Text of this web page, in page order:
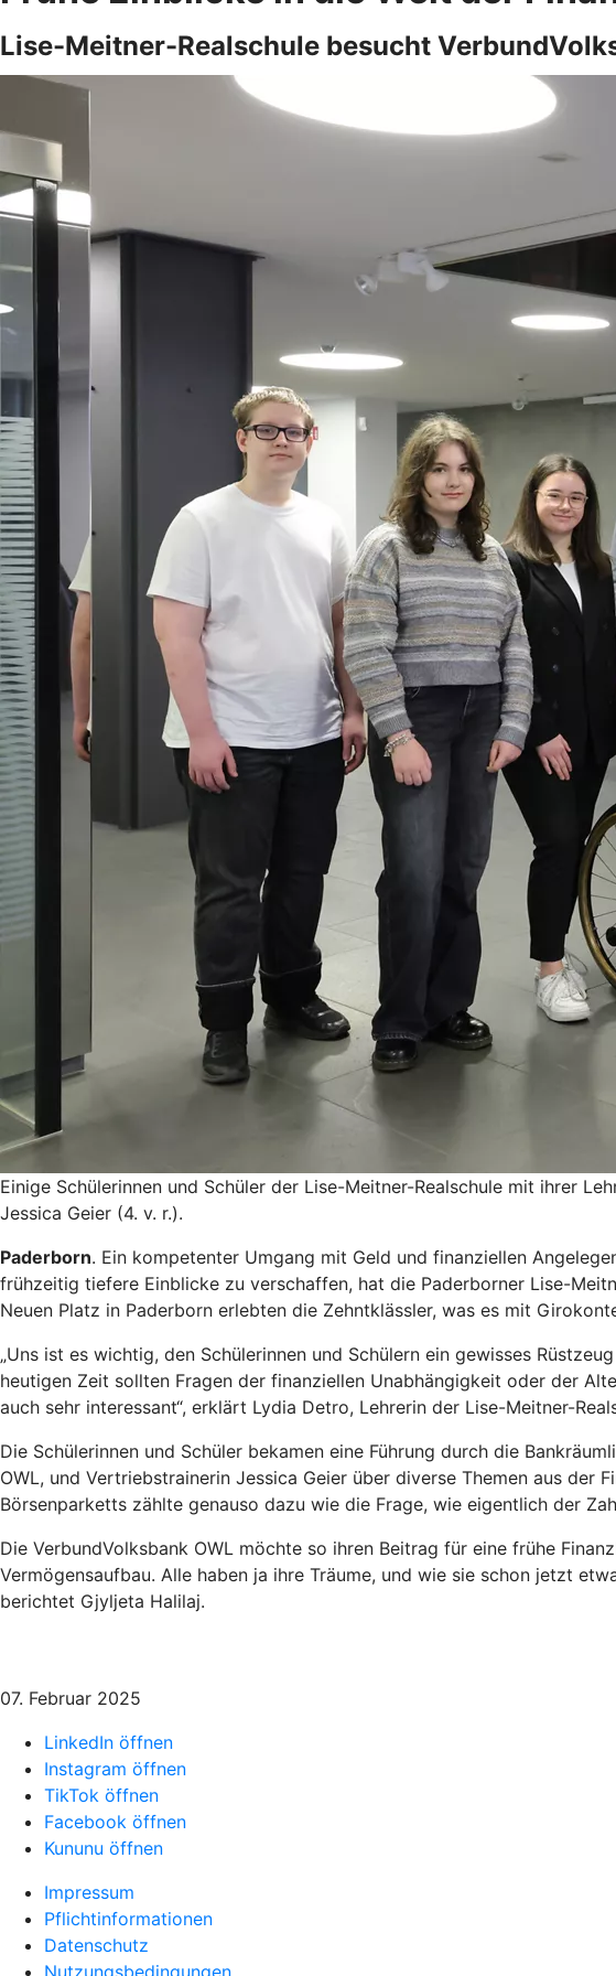
Lise-Meitner-Realschule besucht
Einige Schülerinnen und Schüler der Lise-Meitner-Realschule mit ihrer
Jessica Geier (4. v. r.).
Paderborn. Ein kompetenter Umgang mit Geld und finanziellen
frühzeitig tiefere Einblicke zu verschaffen, hat die Paderborner Lise-
Neuen Platz in Paderborn erlebten die Zehntklässler, was es mit
„Uns ist es wichtig, den Schülerinnen und Schülern ein gewisses
heutigen Zeit sollten Fragen der finanziellen Unabhängigkeit oder der
auch sehr interessant“, erklärt Lydia Detro, Lehrerin der Lise-Meitner-
Die Schülerinnen und Schüler bekamen eine Führung durch die
OWL, und Vertriebstrainerin Jessica Geier über diverse Themen aus
Börsenparketts zählte genauso dazu wie die Frage, wie eigentlich der
Die VerbundVolksbank OWL möchte so ihren Beitrag für eine frühe
Vermögensaufbau. Alle haben ja ihre Träume, und wie sie schon jetzt
berichtet Gjyljeta Halilaj.
07. Februar 2025
LinkedIn öffnen
Instagram öffnen
TikTok öffnen
Facebook öffnen
Kununu öffnen
Impressum
Pflichtinformationen
Datenschutz
Nutzungsbedingungen